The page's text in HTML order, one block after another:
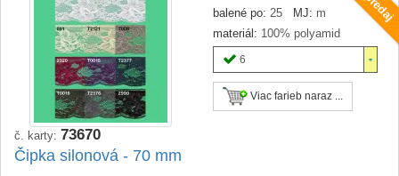
balené po: 25 MJ: m
materiál: 100% polyamid
6
Viac farieb naraz ...
č. karty: 73670
Čipka silonová - 70 mm